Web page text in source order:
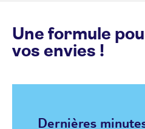
Une formule
vos envies !
Dernières